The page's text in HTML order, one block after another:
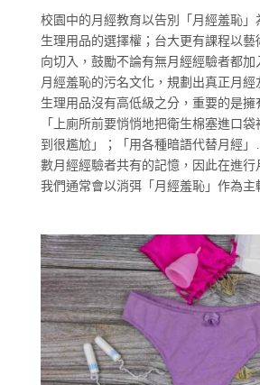
校園中的月經教育以告別「月經羞恥」
生理用品的選擇權；台大更有課程以
向切入，鼓勵不論有無月經經驗者都
月經羞恥的污名文化，規劃出真正月經
生理用品沒有高低級之分，重要的是擁
「上廁所前要悄悄地把衛生棉塞進口
到很尷尬」；「用各種暗語代替月經
數月經經驗者共有的記憶，因此在進行
我們通常會以消弭「月經羞恥」作為主